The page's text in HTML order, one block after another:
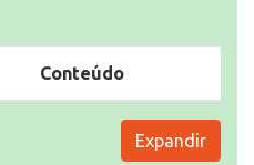
Conteúdo
Expandir